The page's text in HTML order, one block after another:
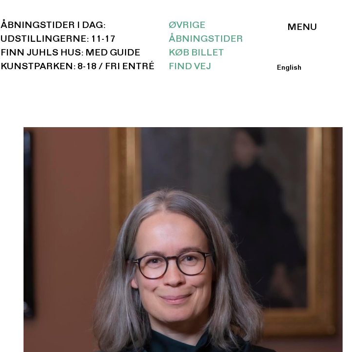
ÅBNINGSTIDER I DAG:
UDSTILLINGERNE: 11-17
FINN JUHLS HUS: MED GUIDE
KUNSTPARKEN: 8-18 / FRI ENTRÉ
ØVRIGE
ÅBNINGSTIDER
KØB BILLET
FIND VEJ
English